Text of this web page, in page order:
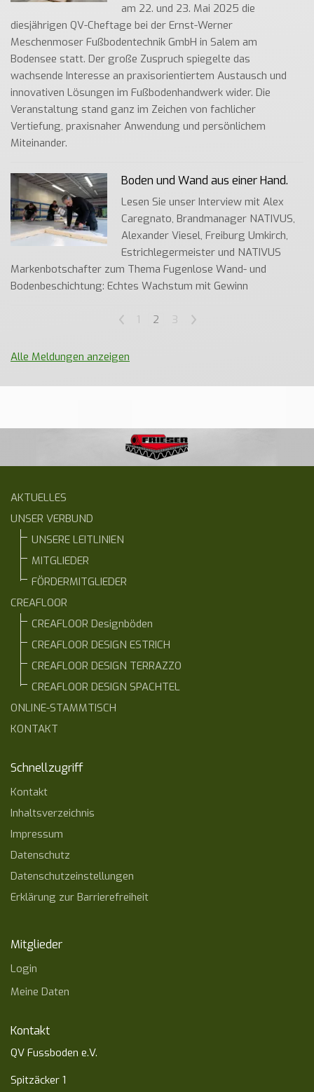
am 22. und 23. Mai 2025 die
diesjährigen QV-Cheftage bei der Ernst-Werner
Meschenmoser Fußbodentechnik GmbH in Salem am
Bodensee statt. Der große Zuspruch spiegelte das
wachsende Interesse an praxisorientiertem Austausch und
innovativen Lösungen im Fußbodenhandwerk wider. Die
Veranstaltung stand ganz im Zeichen von fachlicher
Vertiefung, praxisnaher Anwendung und persönlichem
Miteinander.
Boden und Wand aus einer Hand.
Lesen Sie unser Interview mit Alex
Caregnato, Brandmanager NATIVUS,
Alexander Viesel, Freiburg Umkirch,
Estrichlegermeister und NATIVUS
Markenbotschafter zum Thema Fugenlose Wand- und
Bodenbeschichtung: Echtes Wachstum mit Gewinn
< 1 2 3 >
Alle Meldungen anzeigen
AKTUELLES
UNSER VERBUND
UNSERE LEITLINIEN
MITGLIEDER
FÖRDERMITGLIEDER
CREAFLOOR
CREAFLOOR Designböden
CREAFLOOR DESIGN ESTRICH
CREAFLOOR DESIGN TERRAZZO
CREAFLOOR DESIGN SPACHTEL
ONLINE-STAMMTISCH
KONTAKT
Schnellzugriff
Kontakt
Inhaltsverzeichnis
Impressum
Datenschutz
Datenschutzeinstellungen
Erklärung zur Barrierefreiheit
Mitglieder
Login
Meine Daten
Kontakt
QV Fussboden e.V.
Spitzäcker 1